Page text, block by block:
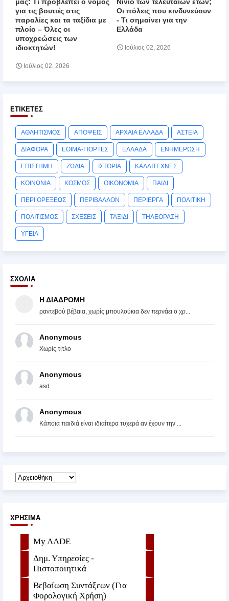
για τις βουτιές στις
παραλίες και τα ταξίδια με
πλοίο – Όλες οι
υποχρεώσεις των
ιδιοκτητών!
Ιούλιος 02, 2026
Οι πόλεις που κινδυνεύουν
‑ Τι σημαίνει για την
Ελλάδα
Ιούλιος 02, 2026
ΕΤΙΚΈΤΕΣ
ΑΘΛΗΤΙΣΜΟΣ ΑΠΟΨΕΙΣ ΑΡΧΑΙΑ ΕΛΛΑΔΑ ΑΣΤΕΙΑ
ΔΙΑΦΟΡΑ ΕΘΙΜΑ-ΓΙΟΡΤΕΣ ΕΛΛΑΔΑ ΕΝΗΜΕΡΩΣΗ
ΕΠΙΣΤΗΜΗ ΖΩΔΙΑ ΙΣΤΟΡΙΑ ΚΑΛΛΙΤΕΧΝΕΣ
ΚΟΙΝΩΝΙΑ ΚΟΣΜΟΣ ΟΙΚΟΝΟΜΙΑ ΠΑΙΔΙ
ΠΕΡΙ ΟΡΕΞΕΩΣ ΠΕΡΙΒΑΛΛΟΝ ΠΕΡΙΕΡΓΑ ΠΟΛΙΤΙΚΗ
ΠΟΛΙΤΙΣΜΟΣ ΣΧΕΣΕΙΣ ΤΑΞΙΔΙ ΤΗΛΕΟΡΑΣΗ
ΥΓΕΙΑ
ΣΧΌΛΙΑ
Η ΔΙΑΔΡΟΜΗ
ραντεβού βέβαια, χωρίς μπουλούκια δεν περνάει ο χρ...
Anonymous
Χωρίς τίτλο
Anonymous
asd
Anonymous
Κάποια παιδιά είναι ιδιαίτερα τυχερά αν έχουν την ...
ΧΡΉΣΙΜΑ
My AADE
Δημ. Υπηρεσίες -
Πιστοποιητικά
Βεβαίωση Συντάξεων (Για
Φορολογική Χρήση)